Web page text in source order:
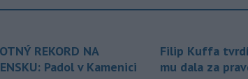
REKORD NA
Padol v Kamenici
Filip Kuffa
mu dala za